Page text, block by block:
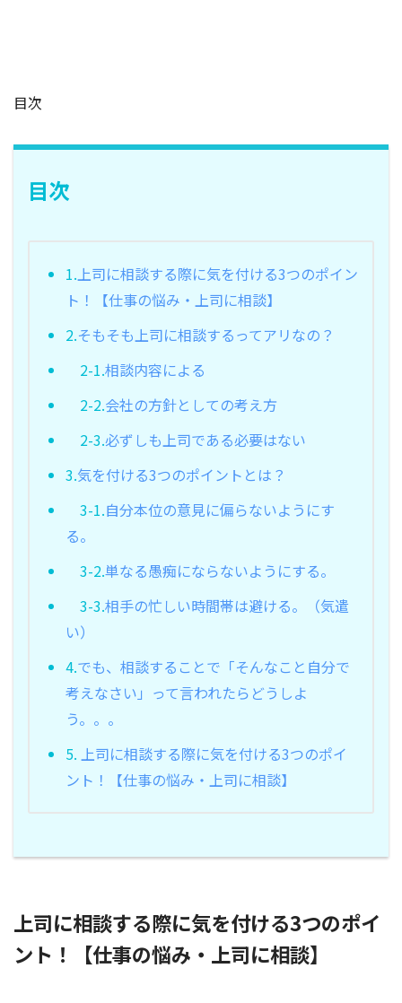
目次
目次
1. 上司に相談する際に気を付ける3つのポイン
ト！【仕事の悩み・上司に相談】
2.そもそも上司に相談するってアリなの？
2-1.相談内容による
2-2.会社の方針としての考え方
2-3.必ずしも上司である必要はない
3.気を付ける3つのポイントとは？
3-1.自分本位の意見に偏らないようにす
る。
3-2.単なる愚痴にならないようにする。
3-3.相手の忙しい時間帯は避ける。（気遣
い）
4.でも、相談することで「そんなこと自分で
考えなさい」って言われたらどうしよ
う。。。
5. 上司に相談する際に気を付ける3つのポイ
ント！【仕事の悩み・上司に相談】
上司に相談する際に気を付ける3つのポイ
ント！【仕事の悩み・上司に相談】